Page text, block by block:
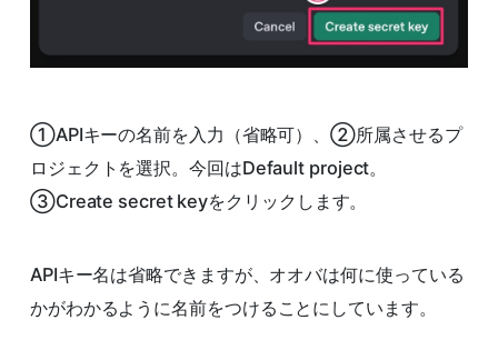
①APIキーの名前を入力（省略可）、②所属させるプ
ロジェクトを選択。今回はDefault project。
③Create secret keyをクリックします。
APIキー名は省略できますが、オオバは何に使っている
かがわかるように名前をつけることにしています。